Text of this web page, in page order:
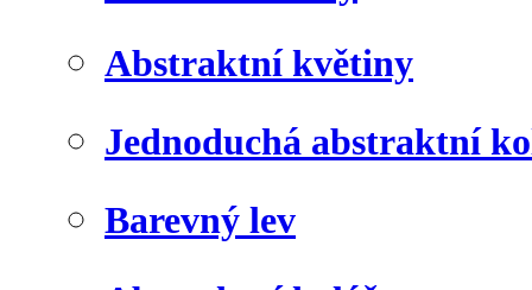
Abstraktní květiny
Jednoduchá abstraktní
Barevný lev